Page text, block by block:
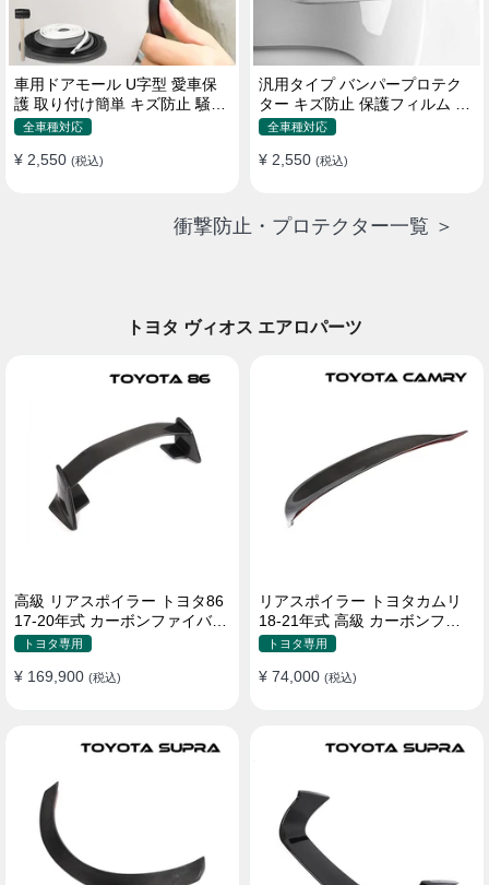
車用ドアモール U字型 愛車保
護 取り付け簡単 キズ防止 騒音
低減 5m バンパーストリップ
全車種対応
¥ 2,550 (税込)
汎用タイプ バンパープロテク
ター キズ防止 保護フィルム 取
り付け簡単 フィット感抜群
全車種対応
¥ 2,550 (税込)
衝撃防止・プロテクター一覧 ＞
トヨタ ヴィオス エアロパーツ
高級 リアスポイラー トヨタ86
17-20年式 カーボンファイバー
貼り付け装着
トヨタ専用
¥ 169,900 (税込)
リアスポイラー トヨタカムリ
18-21年式 高級 カーボンファ
イバー
トヨタ専用
¥ 74,000 (税込)